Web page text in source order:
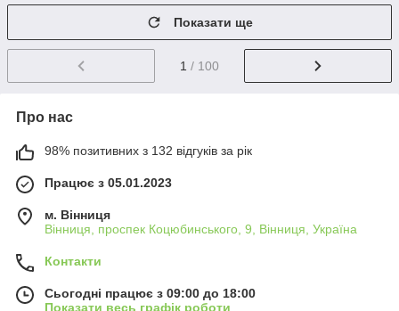
Показати ще
1 / 100
Про нас
98% позитивних з 132 відгуків за рік
Працює з 05.01.2023
м. Вінниця
Вінниця, проспек Коцюбинського, 9, Вінниця, Україна
Контакти
Сьогодні працює з 09:00 до 18:00
Показати весь графік роботи